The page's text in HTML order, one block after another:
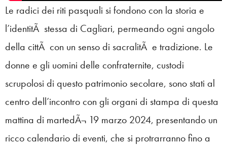
Le radici dei riti pasquali si fondono con la storia e
l’identitÃ stessa di Cagliari, permeando ogni angolo
della cittÃ con un senso di sacralitÃ e tradizione. Le
donne e gli uomini delle confraternite, custodi
scrupolosi di questo patrimonio secolare, sono stati al
centro dell’incontro con gli organi di stampa di questa
mattina di martedÃ¬ 19 marzo 2024, presentando un
ricco calendario di eventi, che si protrarranno fino a